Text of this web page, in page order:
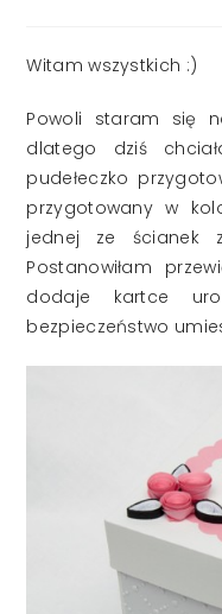
Witam wszystkich :)
Powoli staram się
dlatego dziś
pudełeczko
przygotowany w
jednej ze ścianek
Postanowiłam
dodaje kartce
bezpieczeństwo